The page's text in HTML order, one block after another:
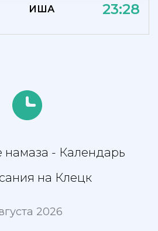
ИША 23:28
намаза - Календарь
на Клецк
2026